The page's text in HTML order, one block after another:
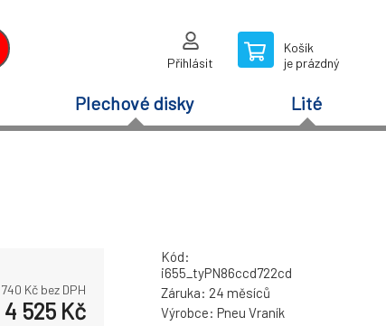
Přihlásit
Košík
je prázdný
Plechové disky Lité
Kč bez DPH
4 525 Kč
Kód:
i655_tyPN86ccd722cd
Záruka: 24 měsíců
Výrobce: Pneu Vraník